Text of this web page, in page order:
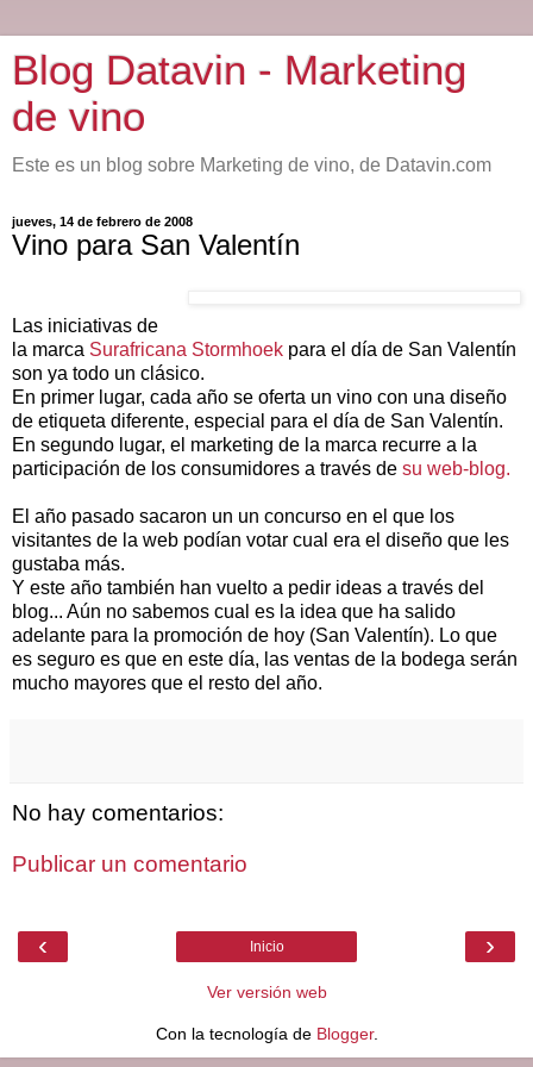
Blog Datavin - Marketing
de vino
Este es un blog sobre Marketing de vino, de Datavin.com
jueves, 14 de febrero de 2008
Vino para San Valentín
Las iniciativas de
la marca Surafricana Stormhoek para el día de San Valentín
son ya todo un clásico.
En primer lugar, cada año se oferta un vino con una diseño
de etiqueta diferente, especial para el día de San Valentín.
En segundo lugar, el marketing de la marca recurre a la
participación de los consumidores a través de su web-blog.
El año pasado sacaron un un concurso en el que los
visitantes de la web podían votar cual era el diseño que les
gustaba más.
Y este año también han vuelto a pedir ideas a través del
blog... Aún no sabemos cual es la idea que ha salido
adelante para la promoción de hoy (San Valentín). Lo que
es seguro es que en este día, las ventas de la bodega serán
mucho mayores que el resto del año.
No hay comentarios:
Publicar un comentario
‹ ›
Inicio
Ver versión web
Con la tecnología de Blogger.